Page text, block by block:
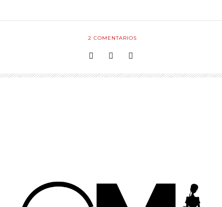
2 COMENTARIOS